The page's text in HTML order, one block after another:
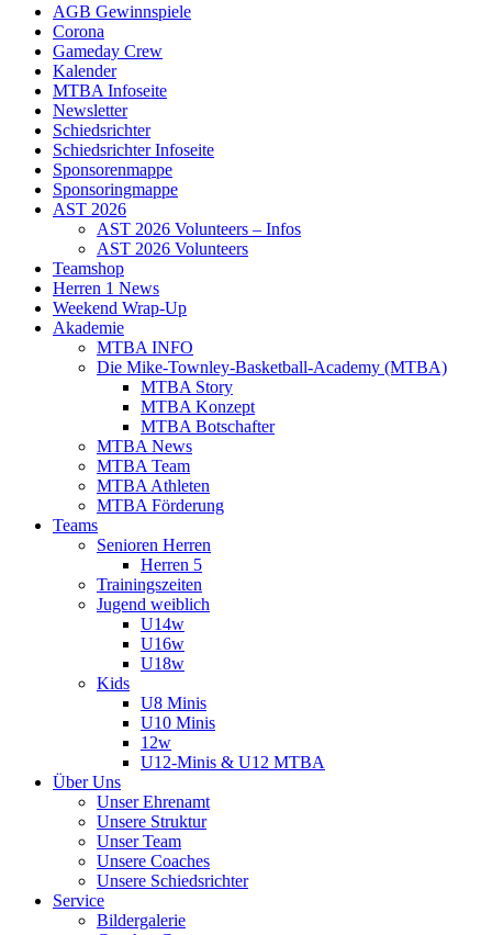
AGB Gewinnspiele
Corona
Gameday Crew
Kalender
MTBA Infoseite
Newsletter
Schiedsrichter
Schiedsrichter Infoseite
Sponsorenmappe
Sponsoringmappe
AST 2026
AST 2026 Volunteers – Infos
AST 2026 Volunteers
Teamshop
Herren 1 News
Weekend Wrap-Up
Akademie
MTBA INFO
Die Mike-Townley-Basketball-Academy (MTBA)
MTBA Story
MTBA Konzept
MTBA Botschafter
MTBA News
MTBA Team
MTBA Athleten
MTBA Förderung
Teams
Senioren Herren
Herren 5
Trainingszeiten
Jugend weiblich
U14w
U16w
U18w
Kids
U8 Minis
U10 Minis
12w
U12-Minis & U12 MTBA
Über Uns
Unser Ehrenamt
Unsere Struktur
Unser Team
Unsere Coaches
Unsere Schiedsrichter
Service
Bildergalerie